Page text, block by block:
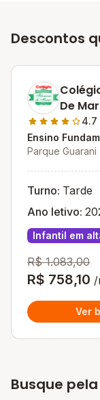
Descontos
De
4.7
Ensino
Parque
Turno: Tarde
Ano letivo:
Infantil em
R$ 1.083,00
R$ 758,10 /
Ver
Busque